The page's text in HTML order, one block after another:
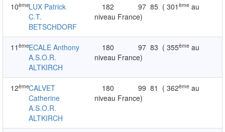
10èmeLUX Patrick
C.T.
BETSCHDORF
182 97 85 ( 301ème au
niveau France)
11 èmeECALE Anthony
A.S.O.R.
ALTKIRCH
180 97 83 ( 355ème au
niveau France)
12èmeCALVET
Catherine
A.S.O.R.
ALTKIRCH
180 99 81 ( 362ème au
niveau France)